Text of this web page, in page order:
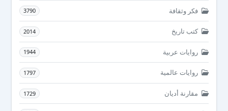
فكر وثقافة 3790
كتب تاريخ 2014
روايات عربية 1944
روايات عالمية 1797
مقارنة أديان 1729